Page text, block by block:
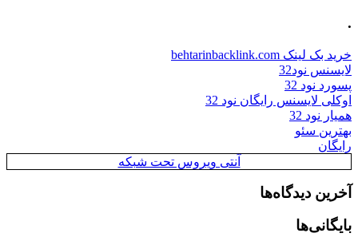
.
خرید بک لینک behtarinbacklink.com
لایسنس نود32
پسورد نود 32
اوکلی لایسنس رایگان نود 32
همیار نود 32
بهترین سئو
رایگان
آنتی ویروس تحت شبکه
آخرین دیدگاه‌ها
بایگانی‌ها